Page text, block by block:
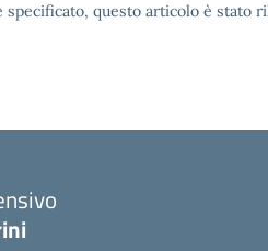
specificato, questo articolo è stato